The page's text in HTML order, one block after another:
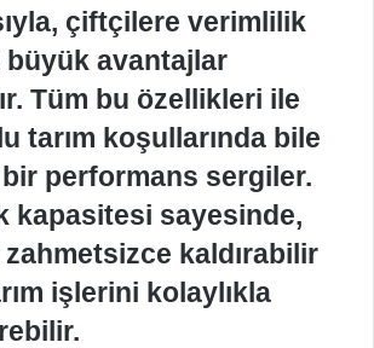
çiftçilere verimlilik
avantajlar
Tüm bu özellikleri ile
tarım koşullarında bile
performans sergiler.
kapasitesi sayesinde,
kaldırabilir
işlerini kolaylıkla